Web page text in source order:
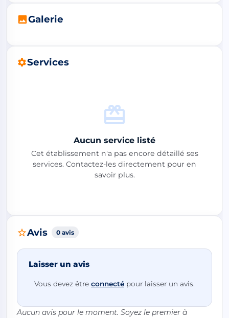
Galerie
Services
Aucun service listé
Cet établissement n'a pas encore détaillé ses
services. Contactez-les directement pour en
savoir plus.
Avis 0 avis
Laisser un avis
Vous devez être connecté pour laisser un avis.
Aucun avis pour le moment. Soyez le premier à